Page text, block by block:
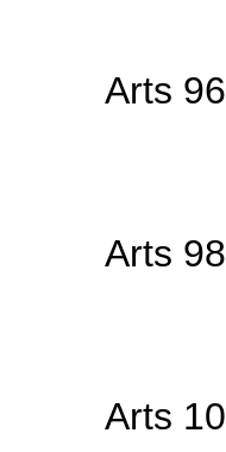
Arts
Arts
Arts